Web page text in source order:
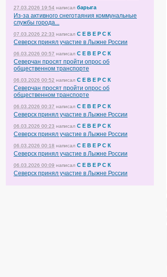
27.03.2026 19:54 написал барыга
Из-за активного снеготаяния коммунальные
службы города...
07.03.2026 22:33 написал С Е В Е Р С К
Северск принял участие в Лыжне России
06.03.2026 00:57 написал С Е В Е Р С К
Северчан просят пройти опрос об
общественном транспорте
06.03.2026 00:52 написал С Е В Е Р С К
Северчан просят пройти опрос об
общественном транспорте
06.03.2026 00:37 написал С Е В Е Р С К
Северск принял участие в Лыжне России
06.03.2026 00:23 написал С Е В Е Р С К
Северск принял участие в Лыжне России
06.03.2026 00:18 написал С Е В Е Р С К
Северск принял участие в Лыжне России
06.03.2026 00:09 написал С Е В Е Р С К
Северск принял участие в Лыжне России